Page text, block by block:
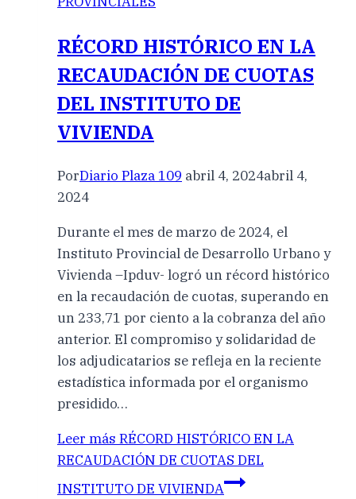
RÉCORD HISTÓRICO EN LA
RECAUDACIÓN DE CUOTAS
DEL INSTITUTO DE
VIVIENDA
PorDiario Plaza 109 abril 4, 2024abril 4,
2024
Durante el mes de marzo de 2024, el
Instituto Provincial de Desarrollo Urbano y
Vivienda –Ipduv- logró un récord histórico
en la recaudación de cuotas, superando en
un 233,71 por ciento a la cobranza del año
anterior. El compromiso y solidaridad de
los adjudicatarios se refleja en la reciente
estadística informada por el organismo
presidido…
Leer más RÉCORD HISTÓRICO EN LA
RECAUDACIÓN DE CUOTAS DEL
INSTITUTO DE VIVIENDA